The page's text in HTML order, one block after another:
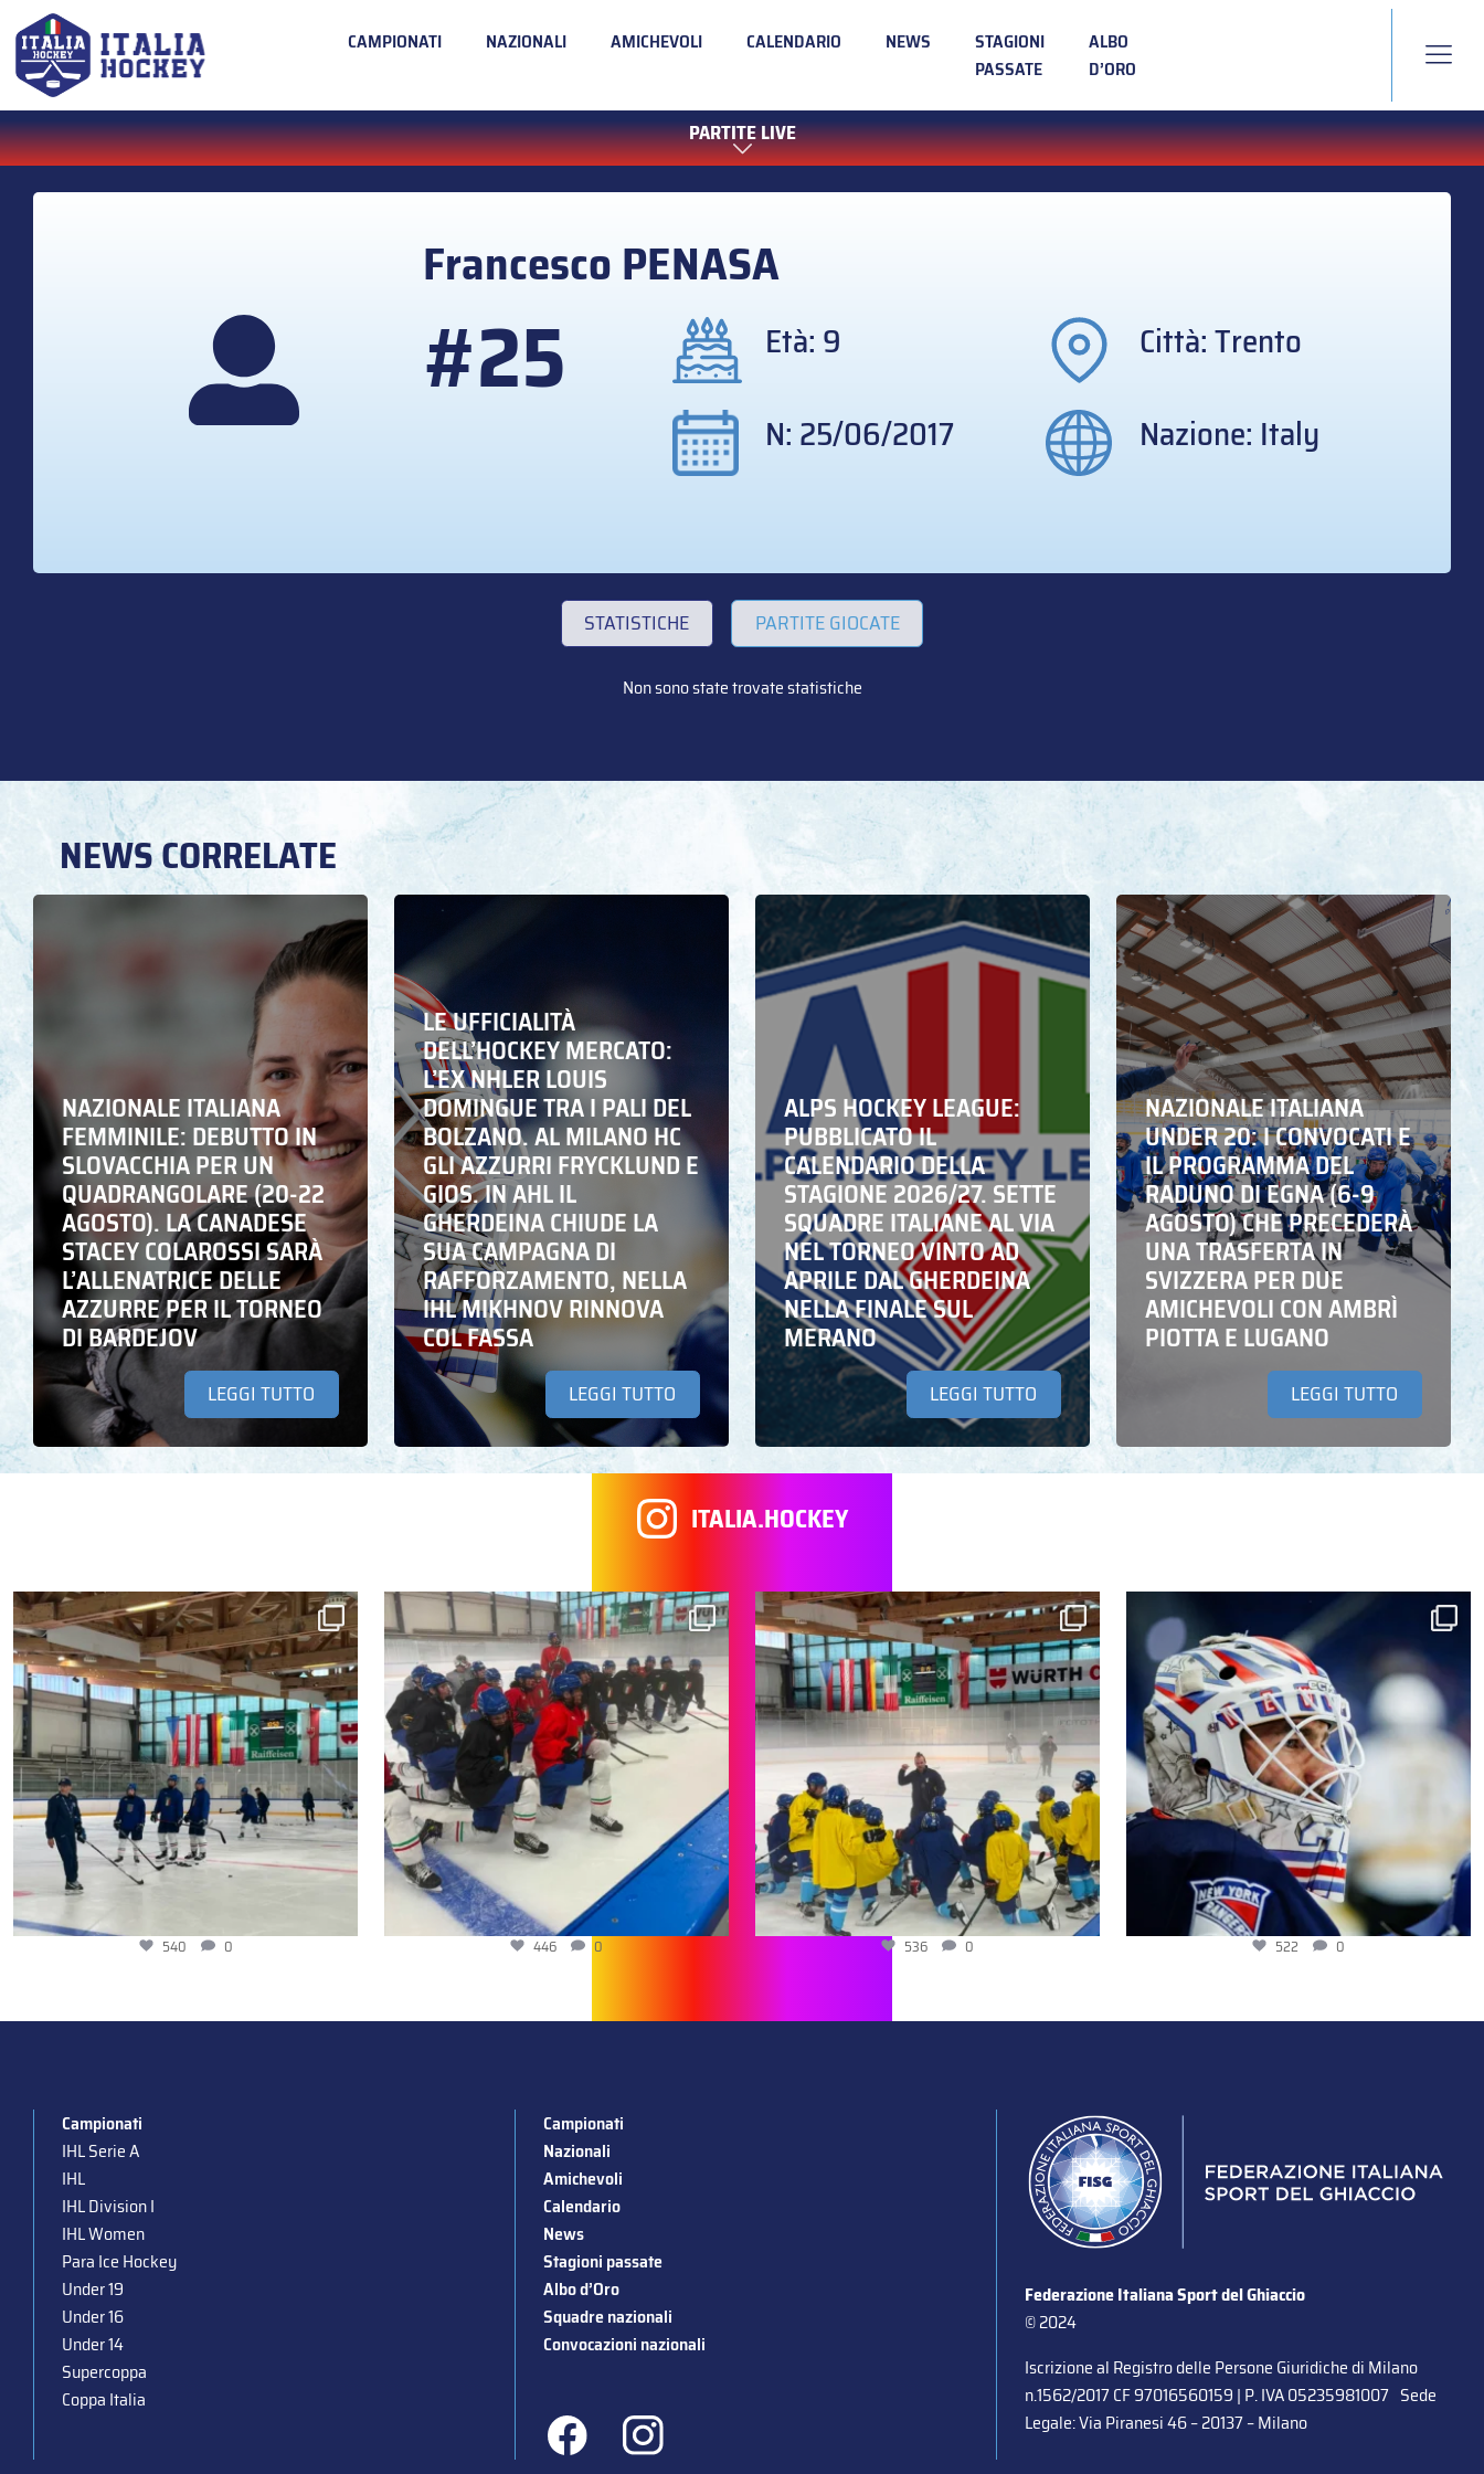
CAMPIONATI NAZIONALI AMICHEVOLI CALENDARIO NEWS
STAGIONI
PASSATE
ALBO
D’ORO
PARTITE LIVE
FrancescoPENASA
#25 Età: 9
Città: Trento
N: 25/06/2017
Nazione: Italy
STATISTICHE PARTITE GIOCATE
Non sono state trovate statistiche
NEWS CORRELATE
NAZIONALE ITALIANA
FEMMINILE: DEBUTTO IN
SLOVACCHIA PER UN
QUADRANGOLARE (20-22
AGOSTO). LA CANADESE
STACEY COLAROSSI SARÀ
L’ALLENATRICE DELLE
AZZURRE PER IL TORNEO
DI BARDEJOV
LEGGI TUTTO
LE UFFICIALITÀ
DELL’HOCKEY MERCATO:
L’EX NHLER LOUIS
DOMINGUE TRA I PALI DEL
BOLZANO. AL MILANO HC
GLI AZZURRI FRYCKLUND E
GIOS. IN AHL IL
GHERDEINA CHIUDE LA
SUA CAMPAGNA DI
RAFFORZAMENTO, NELLA
IHL MIKHNOV RINNOVA
COL FASSA
LEGGI TUTTO
ALPS HOCKEY LEAGUE:
PUBBLICATO IL
CALENDARIO DELLA
STAGIONE 2026/27. SETTE
SQUADRE ITALIANE AL VIA
NEL TORNEO VINTO AD
APRILE DAL GHERDEINA
NELLA FINALE SUL
MERANO
LEGGI TUTTO
NAZIONALE ITALIANA
UNDER 20: I CONVOCATI E
IL PROGRAMMA DEL
RADUNO DI EGNA (6-9
AGOSTO) CHE PRECEDERÀ
UNA TRASFERTA IN
SVIZZERA PER DUE
AMICHEVOLI CON AMBRÌ
PIOTTA E LUGANO
LEGGI TUTTO
ITALIA.HOCKEY
540 0 446 0 536 0 522 0
Campionati
IHL Serie A
IHL
IHL Division I
IHL Women
Para Ice Hockey
Under 19
Under 16
Under 14
Supercoppa
Coppa Italia
Campionati
Nazionali
Amichevoli
Calendario
News
Stagioni passate
Albo d’Oro
Squadre nazionali
Convocazioni nazionali
Federazione Italiana Sport del Ghiaccio
© 2024
Iscrizione al Registro delle Persone Giuridiche di Milano
n.1562/2017 CF 97016560159 | P. IVA 05235981007 Sede
Legale: Via Piranesi 46 – 20137 – Milano